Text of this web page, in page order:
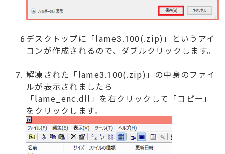
デスクトップに「lame3.100(.zip)」というアイ
コンが作成されるので、ダブルクリックします。
解凍された「lame3.100(.zip)」の中身のファイ
ルが表示されましたら
「lame_enc.dll」を右クリックして「コピー」
をクリックします。